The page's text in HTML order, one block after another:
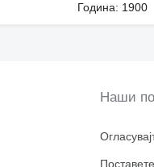
Година: 1900
Наши